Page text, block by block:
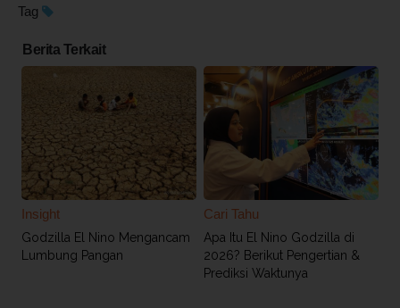
Tag
Berita Terkait
Insight
Godzilla El Nino Mengancam
Lumbung Pangan
Cari Tahu
Apa Itu El Nino Godzilla di
2026? Berikut Pengertian &
Prediksi Waktunya